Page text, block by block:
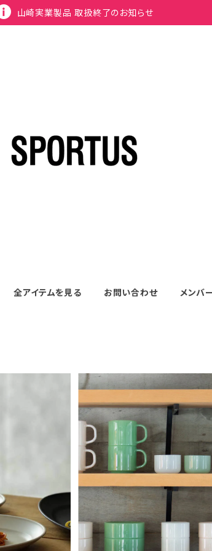
山崎実業製品 取扱終了のお知らせ
全アイテムを見る お問い合わせ メンバ